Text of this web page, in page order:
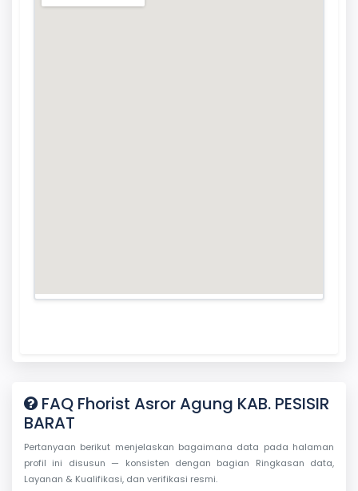
FAQ Fhorist Asror Agung KAB. PESISIR
BARAT
Pertanyaan berikut menjelaskan bagaimana data pada halaman
profil ini disusun — konsisten dengan bagian Ringkasan data,
Layanan & Kualifikasi, dan verifikasi resmi.